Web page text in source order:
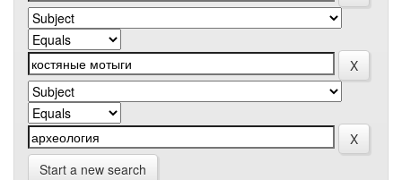
Start a new search